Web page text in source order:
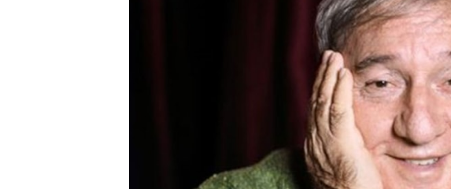
Uzun süredir gözlerden
oyuncu Ali Poyrazoğlu,
diyetle 25 kilo verdiğini
medyada gündem oldu.